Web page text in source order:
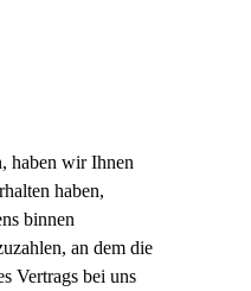
haben wir Ihnen
haben,
binnen
an dem die
Vertrags bei uns